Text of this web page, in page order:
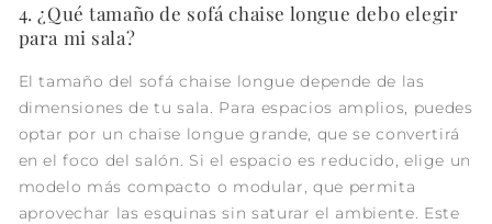
4. ¿Qué tamaño de sofá chaise longue debo elegir
para mi sala?
El tamaño del sofá chaise longue depende de las
dimensiones de tu sala. Para espacios amplios, puedes
optar por un chaise longue grande, que se convertirá
en el foco del salón. Si el espacio es reducido, elige un
modelo más compacto o modular, que permita
aprovechar las esquinas sin saturar el ambiente. Este